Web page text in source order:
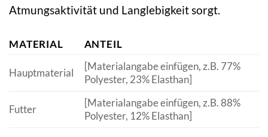
Atmungsaktivität und Langlebigkeit sorgt.
MATERIAL ANTEIL
Hauptmaterial
[Materialangabe einfügen, z.B. 77%
Polyester, 23% Elasthan]
Futter
[Materialangabe einfügen, z.B. 88%
Polyester, 12% Elasthan]